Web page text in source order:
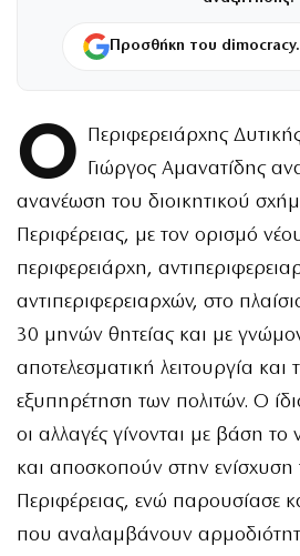
Προσθήκη του
Ο
Περιφερειάρχης
Γιώργος Αμανατίδης
ανανέωση του διοικητικού
Περιφέρειας, με τον ορισμό
περιφερειάρχη,
αντιπεριφερειαρχών, στο
30 μηνών θητείας και με
αποτελεσματική λειτουργία και
εξυπηρέτηση των πολιτών. Ο
οι αλλαγές γίνονται με βάση το
και αποσκοπούν στην ενίσχυση
Περιφέρειας, ενώ παρουσίασε
που αναλαμβάνουν